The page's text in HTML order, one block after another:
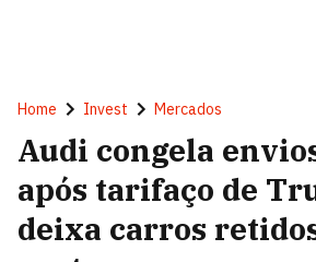
Home Invest Mercados
Audi congela
após tarifaço de
deixa carros